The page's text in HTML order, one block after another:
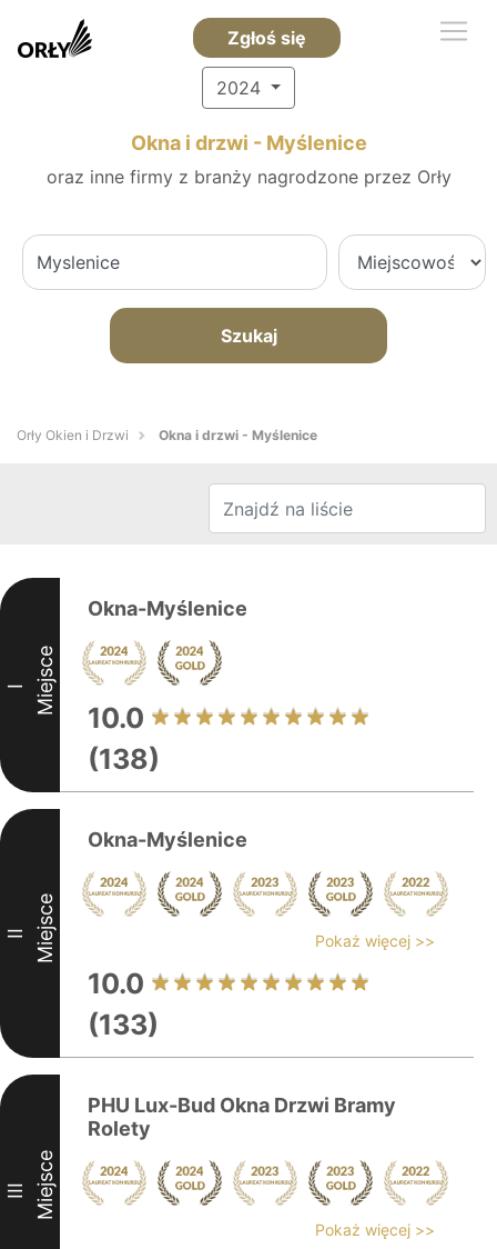
Zgłoś się
2024
Okna i drzwi - Myślenice
oraz inne firmy z branży nagrodzone przez Orły
Szukaj
Orły Okien i Drzwi Okna i drzwi - Myślenice
I Miejsce
Okna-Myślenice
10.0
(138)
II Miejsce
Okna-Myślenice
Pokaż więcej >>
10.0
(133)
III Miejsce
PHU Lux-Bud Okna Drzwi Bramy
Rolety
Pokaż więcej >>